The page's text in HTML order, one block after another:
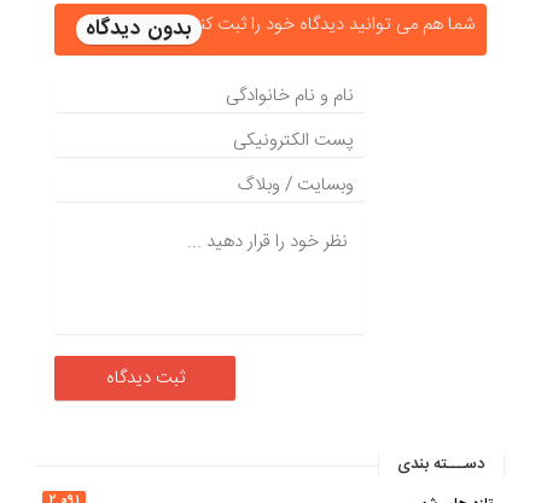
شما هم می توانید دیدگاه خود را ثبت کنید
دســـته بندی